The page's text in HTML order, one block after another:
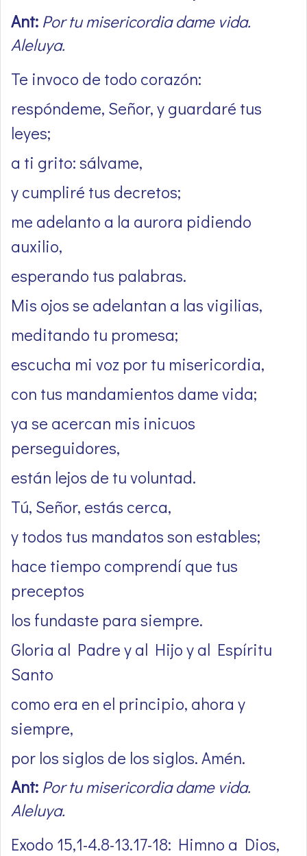
Ant: Por tu misericordia dame vida.
Aleluya.
Te invoco de todo corazón:
respóndeme, Señor, y guardaré tus
leyes;
a ti grito: sálvame,
y cumpliré tus decretos;
me adelanto a la aurora pidiendo
auxilio,
esperando tus palabras.
Mis ojos se adelantan a las vigilias,
meditando tu promesa;
escucha mi voz por tu misericordia,
con tus mandamientos dame vida;
ya se acercan mis inicuos
perseguidores,
están lejos de tu voluntad.
Tú, Señor, estás cerca,
y todos tus mandatos son estables;
hace tiempo comprendí que tus
preceptos
los fundaste para siempre.
Gloria al Padre y al Hijo y al Espíritu
Santo
como era en el principio, ahora y
siempre,
por los siglos de los siglos. Amén.
Ant: Por tu misericordia dame vida.
Aleluya.
Exodo 15,1-4.8-13.17-18: Himno a Dios,